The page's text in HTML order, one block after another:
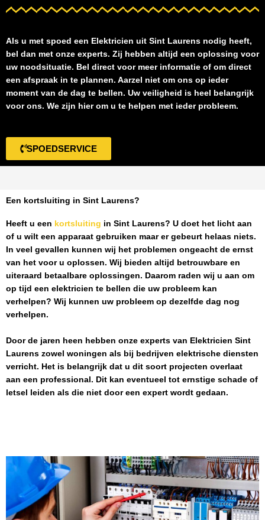
Als u met spoed een Elektricien uit Sint Laurens nodig heeft,
bel dan met onze experts. Zij hebben altijd een oplossing voor
uw noodsituatie. Bel direct voor meer informatie of om direct
een afspraak in te plannen. Aarzel niet om ons op ieder
moment van de dag te bellen. Uw veiligheid is heel belangrijk
voor ons. We zijn hier om u te helpen met ieder probleem.
SPOEDSERVICE
Een kortsluiting in Sint Laurens?
Heeft u een kortsluiting in Sint Laurens? U doet het licht aan
of u wilt een apparaat gebruiken maar er gebeurt helaas niets.
In veel gevallen kunnen wij het problemen ongeacht de ernst
van het voor u oplossen. Wij bieden altijd betrouwbare en
uiteraard betaalbare oplossingen. Daarom raden wij u aan om
op tijd een elektricien te bellen die uw probleem kan
verhelpen? Wij kunnen uw probleem op dezelfde dag nog
verhelpen.
Door de jaren heen hebben onze experts van Elektricien Sint
Laurens zowel woningen als bij bedrijven elektrische diensten
verricht. Het is belangrijk dat u dit soort projecten overlaat
aan een professional. Dit kan eventueel tot ernstige schade of
letsel leiden als die niet door een expert wordt gedaan.